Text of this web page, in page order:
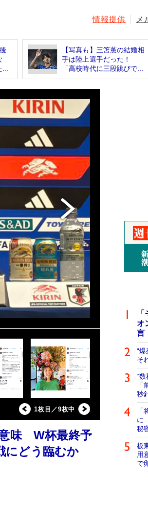
情報提供 メ
【写真も】三笘薫の結婚相
手は陸上選手だった！
「高校時代に三段跳びで...
1枚目／9枚中
味 W杯最終予
にどう臨むか
オ
言
“
そ
“
秒
に
秘
板
用
で